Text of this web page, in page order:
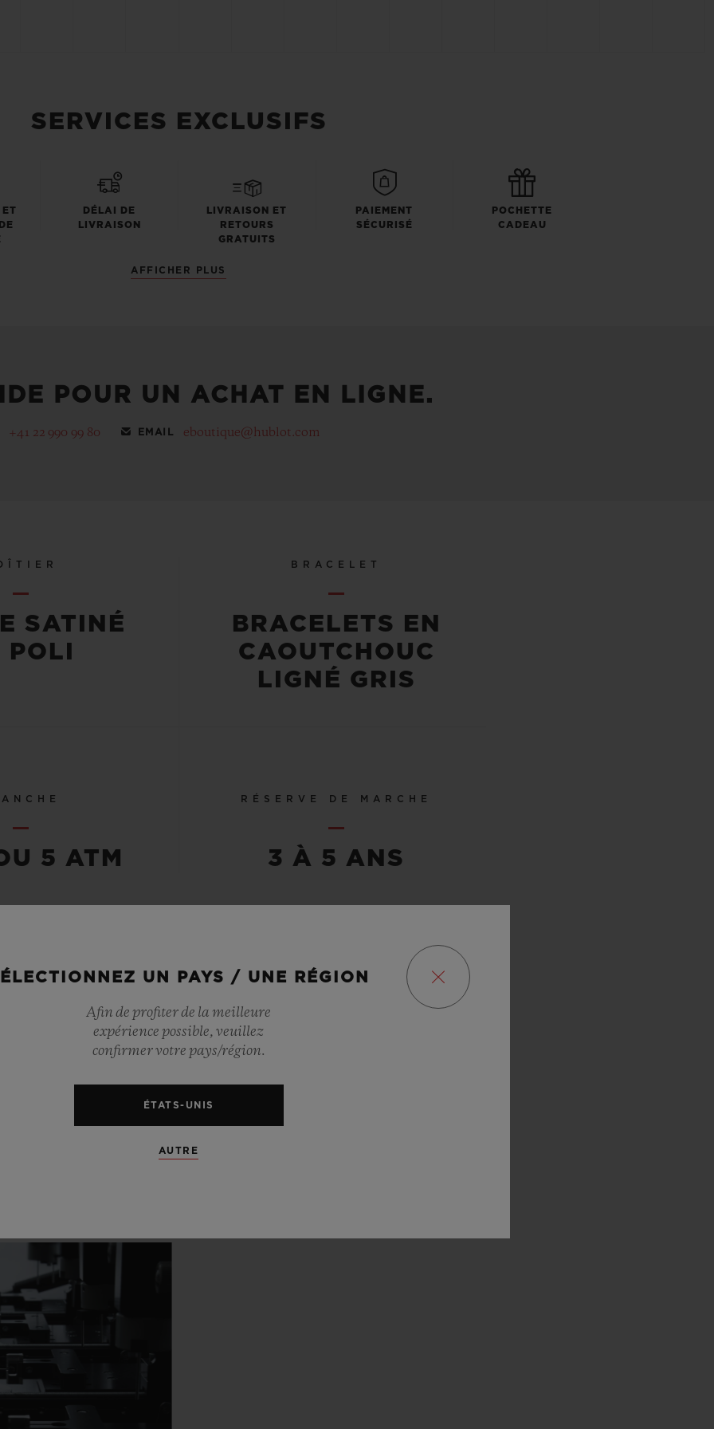
SERVICES EXCLUSIFS
ET
DÉLAI DE
LIVRAISON
LIVRAISON ET
RETOURS
GRATUITS
PAIEMENT
SÉCURISÉ
POCHETTE
CADEAU
AFFICHER PLUS
POUR UN ACHAT EN LIGNE.
+41 22 990 99 80 EMAIL eboutique@hublot.com
SATINÉ
POLI
BRACELET
BRACELETS EN
CAOUTCHOUC
LIGNÉ GRIS
5 ATM
RÉSERVE DE MARCHE
3 À 5 ANS
UN PAYS / UNE RÉGION
Afin de profiter de la meilleure
expérience possible, veuillez
confirmer votre pays/région.
ÉTATS-UNIS
AUTRE